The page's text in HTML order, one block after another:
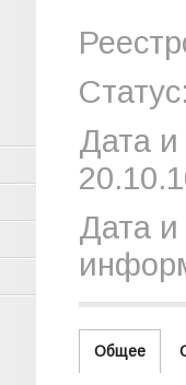
Дата
Дата и
Общее